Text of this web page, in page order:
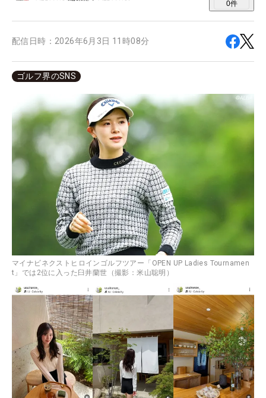
0件
配信日時： 2026年6月3日 11時08分
ゴルフ界のSNS
マイナビネクストヒロインゴルフツアー「OPEN UP Ladies Tournamen
t」では2位に入った臼井蘭世（撮影：米山聡明）